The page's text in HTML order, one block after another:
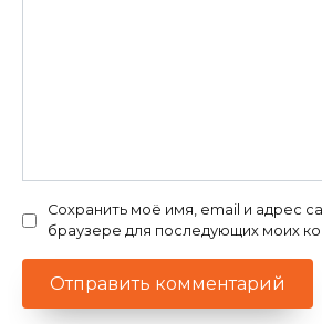
Сохранить моё имя, email и адрес
браузере для последующих моих